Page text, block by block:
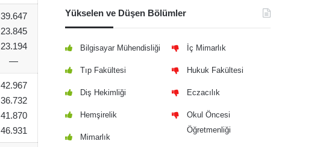
39.647
23.845
23.194
—
42.967
36.732
41.870
46.931
Yükselen ve Düşen Bölümler
Bilgisayar Mühendisliği
Tıp Fakültesi
Diş Hekimliği
Hemşirelik
Mimarlık
İç Mimarlık
Hukuk Fakültesi
Eczacılık
Okul Öncesi
Öğretmenliği